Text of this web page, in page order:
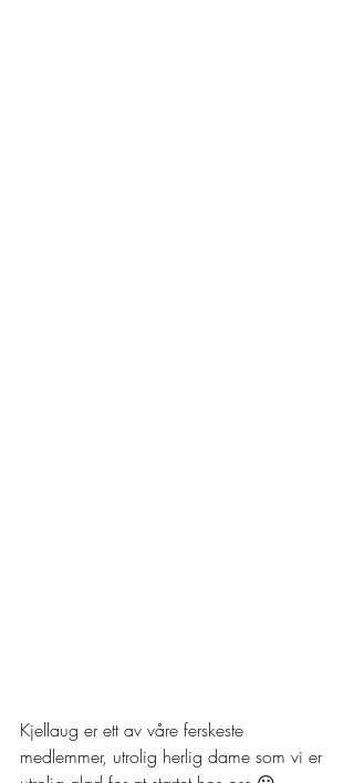
Kjellaug er ett av våre ferskeste
medlemmer, utrolig herlig dame som vi er